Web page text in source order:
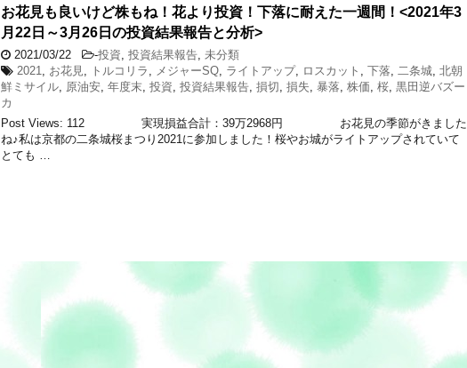
お花見も良いけど株もね！花より投資！下落に耐えた一週間！<2021年3
月22日～3月26日の投資結果報告と分析>
2021/03/22 -投資, 投資結果報告, 未分類
2021, お花見, トルコリラ , メジャーSQ, ライトアップ, ロスカット , 下落, 二条城, 北朝
鮮ミサイル, 原油安, 年度末, 投資, 投資結果報告, 損切, 損失, 暴落, 株価, 桜, 黒田逆バズー
カ
Post Views: 112 実現損益合計：39万2968円 お花見の季節がきました
ね♪私は京都の二条城桜まつり2021に参加しました！桜やお城がライトアップされていて
とても …